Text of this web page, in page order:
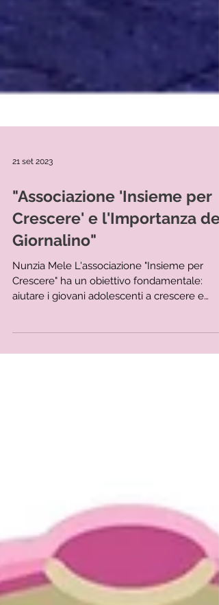
"Associazione 'Insieme per
Crescere' e l'Importanza del
Giornalino"
Nunzia Mele L'associazione "Insieme per
Crescere" ha un obiettivo fondamentale:
svilupparsi in...